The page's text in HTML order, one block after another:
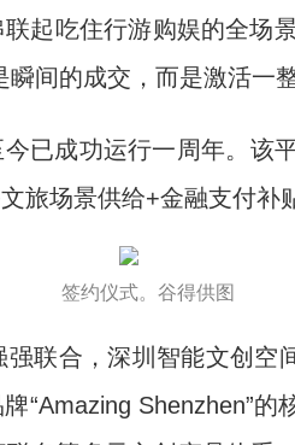
吃住行游购娱的全场景
间的成交，而是激活一
已成功运行一周年。该
旅场景供给+金融支付补
签约仪式。谷得供图
合，深圳智能文创空间
“Amazing Shenzhen”的